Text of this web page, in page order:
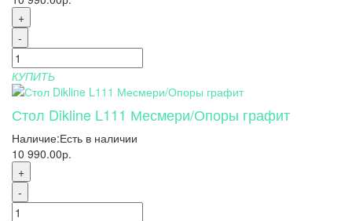
+
-
КУПИТЬ
Стол Dikline L111 Месмери/Опоры графит
Наличие:Есть в наличии
10 990.00р.
+
-